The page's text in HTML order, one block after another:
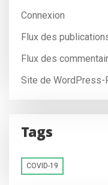
Connexion
Flux des
Flux des
Site de WordPress-
Tags
COVID-19